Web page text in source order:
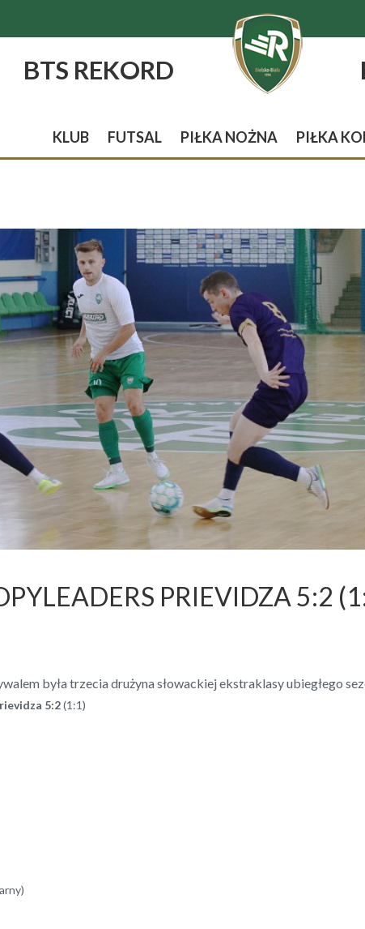
BTS REKORD
KLUB FUTSAL PIŁKA NOŻNA PIŁKA
PRIEVIDZA 5:2
była trzecia drużyna słowackiej ekstraklasy ubiegłego
5:2(1:1)